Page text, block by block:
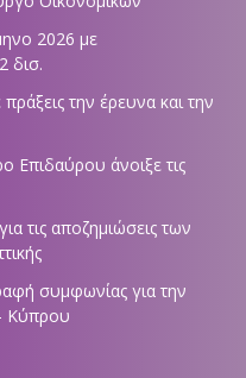
2026 με
δισ.
την έρευνα και την
Επιδαύρου άνοιξε τις
τις αποζημιώσεις των
συμφωνίας για την
Κύπρου